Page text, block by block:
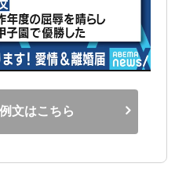
文はこちら